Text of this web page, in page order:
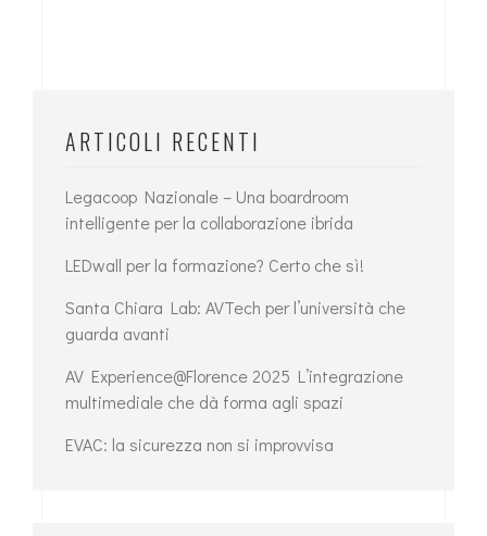
ARTICOLI RECENTI
Legacoop Nazionale – Una boardroom
intelligente per la collaborazione ibrida
LEDwall per la formazione? Certo che sì!
Santa Chiara Lab: AVTech per l’università che
guarda avanti
AV Experience@Florence 2025 L’integrazione
multimediale che dà forma agli spazi
EVAC: la sicurezza non si improvvisa